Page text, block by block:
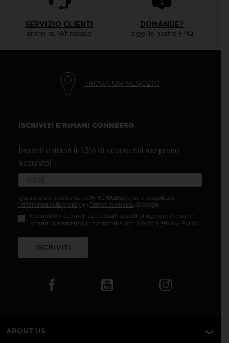
SERVIZIO CLIENTI
anche su Whatsapp
DOMANDE?
leggi le nostre FAQ
TROVA UN NEGOZIO
ISCRIVITI E RIMANI CONNESSO
Iscriviti e ricevi il 15% di sconto sul tuo primo
acquisto!
Questo sito è protetto da reCAPTCHA Enterprise e si applicano
l'Informativa sulla privacy e i Termini di servizio di Google.
Inserendo il tuo indirizzo e-mail, accetti di ricevere le nostre
offerte di marketing in conformità con la nostra Privacy Policy .
ISCRIVITI
ABOUT US